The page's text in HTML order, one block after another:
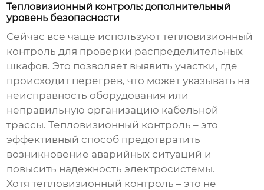
Тепловизионный контроль: дополнительный
уровень безопасности
Сейчас все чаще используют тепловизионный
контроль для проверки распределительных
шкафов. Это позволяет выявить участки, где
происходит перегрев, что может указывать на
неисправность оборудования или
неправильную организацию кабельной
трассы. Тепловизионный контроль – это
эффективный способ предотвратить
возникновение аварийных ситуаций и
повысить надежность электросистемы.
Хотя тепловизионный контроль – это не